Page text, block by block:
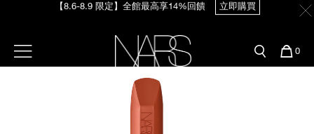
【8.6-8.9 限定】全館最高享14%回饋 立即購買
【8/3-8/10限定】明星底妝買1送1
【8/3-8/10限定】限時輸碼贈迷你腮紅露
新客首購輸＜WELCOME＞享9折
選單"
您
0
官網最新活動
預約金曲獎妝容
彩盤及禮盒組
彩妝服務
彩妝專欄